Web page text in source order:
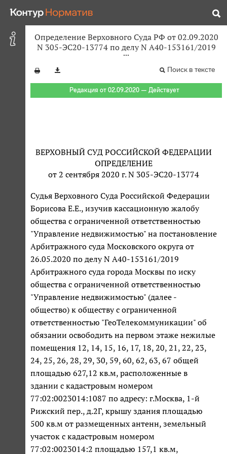
Определение Верховного Суда РФ от 02.09.2020
N 305-ЭС20-13774 по делу N А40-153161/2019
Поиск в тексте
Редакция от 02.09.2020 — Действует
ВЕРХОВНЫЙ СУД РОССИЙСКОЙ ФЕДЕРАЦИИ
ОПРЕДЕЛЕНИЕ
от 2 сентября 2020 г. N 305-ЭС20-13774
Судья Верховного Суда Российской Федерации
Борисова Е.Е., изучив кассационную жалобу
общества с ограниченной ответственностью
"Управление недвижимостью" на постановление
Арбитражного суда Московского округа от
26.05.2020 по делу N А40-153161/2019
Арбитражного суда города Москвы по иску
общества с ограниченной ответственностью
"Управление недвижимостью" (далее -
общество) к обществу с ограниченной
ответственностью "ГеоТелекоммуникации" об
обязании освободить на первом этаже нежилые
помещения 12, 14, 15, 16, 17, 18, 20, 21, 22, 23,
24, 25, 26, 28, 29, 30, 59, 60, 62, 63, 67 общей
площадью 627,12 кв.м, расположенные в
здании с кадастровым номером
77:02:0023014:1087 по адресу: г.Москва, 1-й
Рижский пер., д.2Г, крышу здания площадью
500 кв.м от размещенных антенн, земельный
участок с кадастровым номером
77:02:0023014:2 площадью 157,1 кв.м,